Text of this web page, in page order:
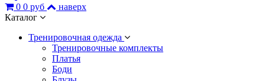
0 0 руб
наверх
Каталог
Тренировочная одежда
Тренировочные комплекты
Платья
Боди